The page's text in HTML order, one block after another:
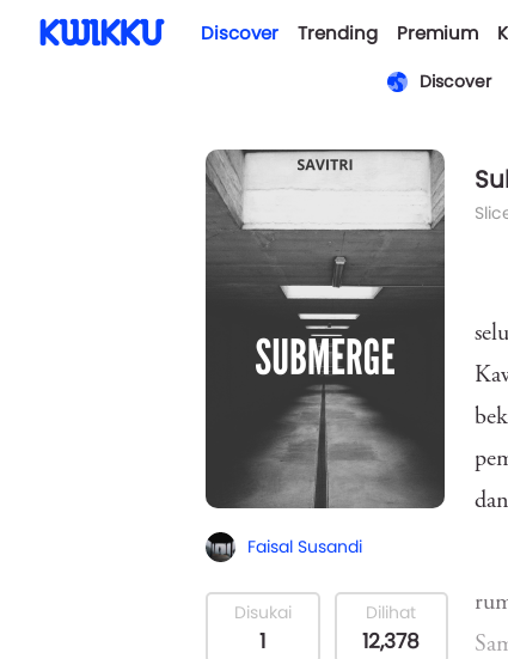
Discover Trending Premium
Discover
Faisal Susandi
Disukai
1
Dilihat
12,378